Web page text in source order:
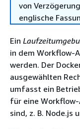
von
englische
Ein
in dem Workflow-
werden. Der
ausgewählten
umfasst ein
für eine
sind, z. B. Node.js